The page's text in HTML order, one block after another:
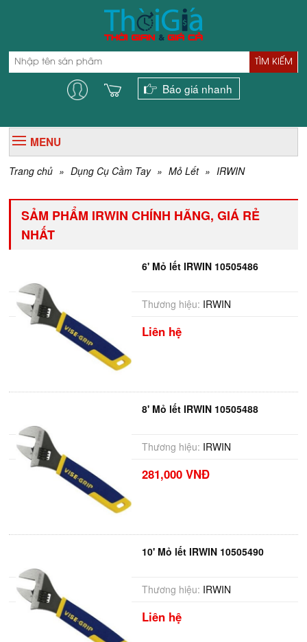
TÌM KIẾM
Báo giá nhanh
MENU
Trang chủ » Dụng Cụ Cầm Tay » Mỏ Lết » IRWIN
SẢM PHẨM IRWIN CHÍNH HÃNG, GIÁ RẺ
NHẤT
6' Mỏ lết IRWIN 10505486
Thương hiệu: IRWIN
Liên hệ
8' Mỏ lết IRWIN 10505488
Thương hiệu: IRWIN
281,000 VNĐ
10' Mỏ lết IRWIN 10505490
Thương hiệu: IRWIN
Liên hệ